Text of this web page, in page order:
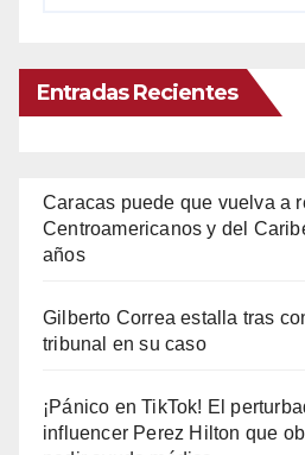
Entradas Recientes
Caracas puede que vuelva a
Centroamericanos y del
años
Gilberto Correa estalla tras
tribunal en su caso
¡Pánico en TikTok! El
influencer Perez Hilton que